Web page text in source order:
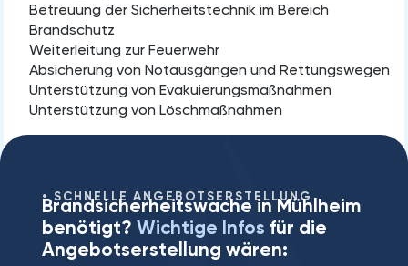
Betreuung der Sicherheitstechnik im Bereich
Brandschutz
Weiterleitung zur Feuerwehr
Absicherung von Notausgängen und Rettungswegen
Unterstützung von Evakuierungsmaßnahmen
Unterstützung von Löschmaßnahmen
SCHNELLE ANGEBOTSERSTELLUNG
Brandsicherheitswache in Mühlheim
benötigt? Wichtige Infos für die
Angebotserstellung wären: